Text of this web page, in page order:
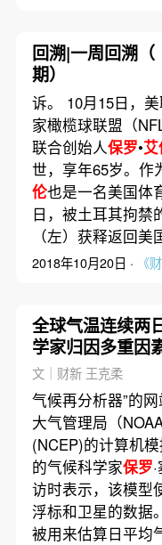
回溯|一周回溯
期）
诉。 10月15日，
家橄榄球联盟（
联合创始人保罗•
世，享年65岁。作
伦也是一名美国体
日，被土耳其拘禁
（左）获释返回
2018年10月20日 · 《
全球气温连续两
学家归因多重因
文｜财新 王克柔
气候再分析器”的
大气管理局（
(NCEP)的计算机
的气候科学家保罗
访时表示，该模型
浮标和卫星的数据
被用来估算日平